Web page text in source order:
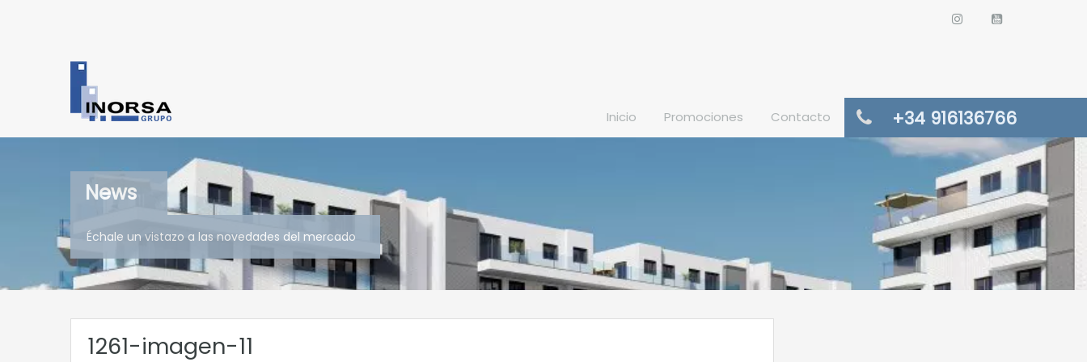
+34 916136766
Inicio Promociones Contacto
News
Échale un vistazo a las novedades del mercado
1261-imagen-11